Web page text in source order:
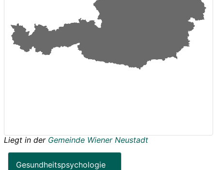
Liegt in der Gemeinde Wiener Neustadt
Gesundheitspsychologie